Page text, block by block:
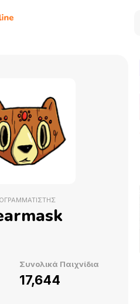
Συνολικά Παιχνίδια
17,644